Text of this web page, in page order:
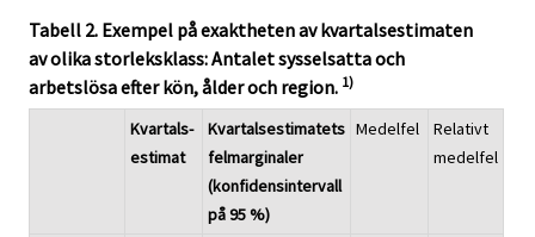
Tabell 2. Exempel på exaktheten av kvartalsestimaten
av olika storleksklass: Antalet sysselsatta och
arbetslösa efter kön, ålder och region. 1)
Kvartals-
estimat
Kvartalsestimatets
felmarginaler
(konfidensintervall
på 95 %)
Medelfel
Relativt
medelfel